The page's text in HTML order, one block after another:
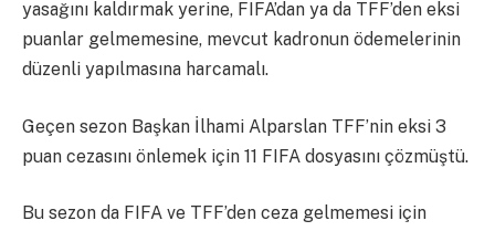
yasağını kaldırmak yerine, FIFA’dan ya da TFF’den eksi
puanlar gelmemesine, mevcut kadronun ödemelerinin
düzenli yapılmasına harcamalı.
Geçen sezon Başkan İlhami Alparslan TFF’nin eksi 3
puan cezasını önlemek için 11 FIFA dosyasını çözmüştü.
Bu sezon da FIFA ve TFF’den ceza gelmemesi için